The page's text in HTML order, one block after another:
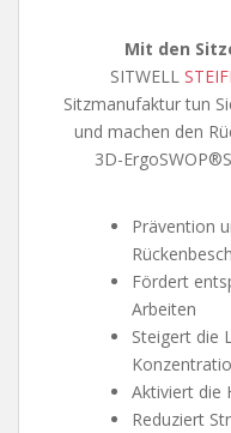
Mit den
SITWELL
Sitzmanufaktur tun
und machen den
3D-
Prävention
Fördert
Arbeiten
Steigert die
Aktiviert die
Reduziert